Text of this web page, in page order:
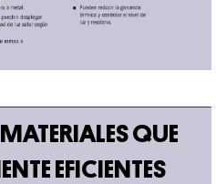
QUE
EFICIENTES